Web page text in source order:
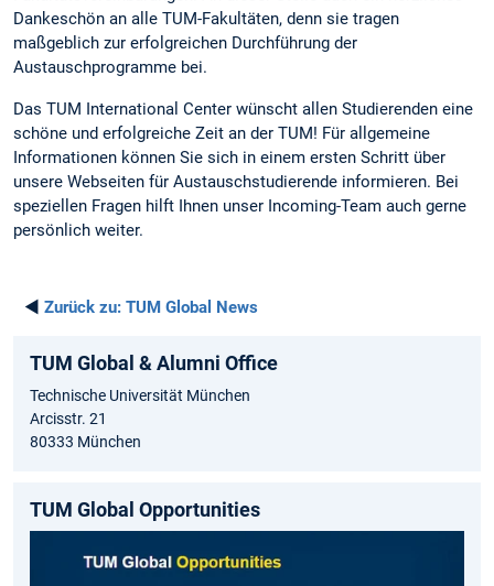
Dankeschön an alle TUM-Fakultäten, denn sie tragen
maßgeblich zur erfolgreichen Durchführung der
Austauschprogramme bei.
Das TUM International Center wünscht allen Studierenden eine
schöne und erfolgreiche Zeit an der TUM! Für allgemeine
Informationen können Sie sich in einem ersten Schritt über
unsere Webseiten für Austauschstudierende informieren. Bei
speziellen Fragen hilft Ihnen unser Incoming-Team auch gerne
persönlich weiter.
◄ Zurück zu: TUM Global News
TUM Global & Alumni Office
Technische Universität München
Arcisstr. 21
80333 München
TUM Global Opportunities